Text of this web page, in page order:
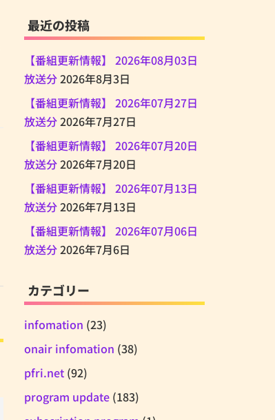
最近の投稿
【番組更新情報】 2026年08月03日
放送分2026年8月3日
【番組更新情報】 2026年07月27日
放送分2026年7月27日
【番組更新情報】 2026年07月20日
放送分2026年7月20日
【番組更新情報】 2026年07月13日
放送分2026年7月13日
【番組更新情報】 2026年07月06日
放送分2026年7月6日
カテゴリー
infomation (23)
onair infomation (38)
pfri.net(92)
program update(183)